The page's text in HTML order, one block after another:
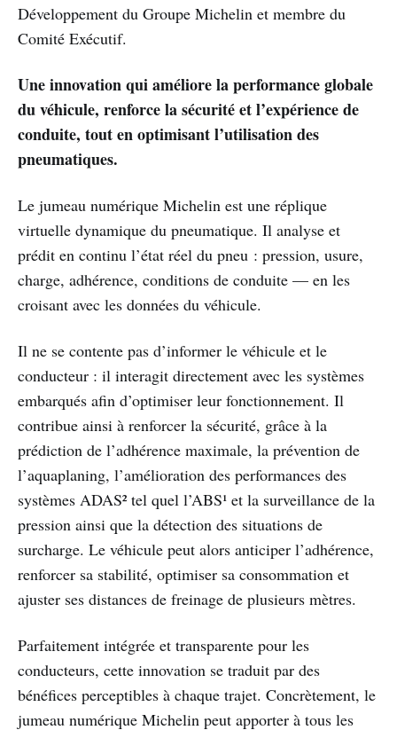
Développement du Groupe Michelin et membre du
Comité Exécutif.
Une innovation qui améliore la performance globale
du véhicule, renforce la sécurité et l’expérience de
conduite, tout en optimisant l’utilisation des
pneumatiques.
Le jumeau numérique Michelin est une réplique
virtuelle dynamique du pneumatique. Il analyse et
prédit en continu l’état réel du pneu : pression, usure,
charge, adhérence, conditions de conduite — en les
croisant avec les données du véhicule.
Il ne se contente pas d’informer le véhicule et le
conducteur : il interagit directement avec les systèmes
embarqués afin d’optimiser leur fonctionnement. Il
contribue ainsi à renforcer la sécurité, grâce à la
prédiction de l’adhérence maximale, la prévention de
l’aquaplaning, l’amélioration des performances des
systèmes ADAS² tel quel l’ABS¹ et la surveillance de la
pression ainsi que la détection des situations de
surcharge. Le véhicule peut alors anticiper l’adhérence,
renforcer sa stabilité, optimiser sa consommation et
ajuster ses distances de freinage de plusieurs mètres.
Parfaitement intégrée et transparente pour les
conducteurs, cette innovation se traduit par des
bénéfices perceptibles à chaque trajet. Concrètement, le
jumeau numérique Michelin peut apporter à tous les